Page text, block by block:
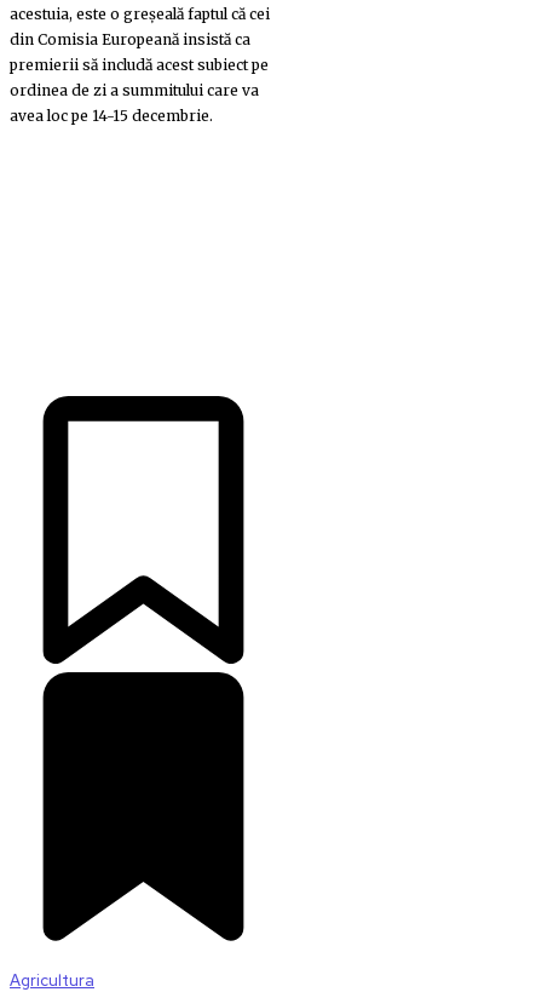
acestuia, este o greşeală faptul că cei
din Comisia Europeană insistă ca
premierii să includă acest subiect pe
ordinea de zi a summitului care va
avea loc pe 14-15 decembrie.
Agricultura